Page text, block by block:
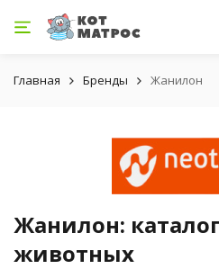
Главная Бренды Жанилон
Жанилон:
животных